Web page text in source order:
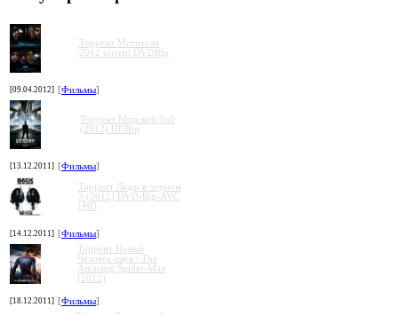
Торрент Мстители
2012 torrent DVDRip
[09.04.2012] [Фильмы]
Торрент Морской бой
(2012) HDRip
[13.12.2011] [Фильмы]
Торрент Люди в черном
3 (2012) DVD-Rip-AVC
| HD
[14.12.2011] [Фильмы]
Торрент Новый
Человек-паук / The
Amazing Spider-Man
(2012)
[18.12.2011] [Фильмы]